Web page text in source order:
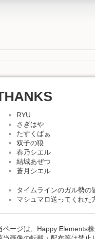
RYU
さぎはや
たすくばぁ
双子の狼
春乃シエル
結城あぜつ
蒼月シエル
タイムラインのガル勢の
マシュマロ送ってくれた
ページは、Happy Elements